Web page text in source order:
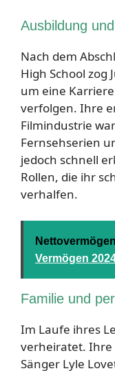
Ausbildung
Nach dem
High School zog
um eine
verfolgen. Ihre
Filmindustrie
Fernsehserien
jedoch schnell
Rollen, die ihr
verhalfen.
Vermögen
Familie und
Im Laufe ihres
verheiratet. Ihre
Sänger Lyle